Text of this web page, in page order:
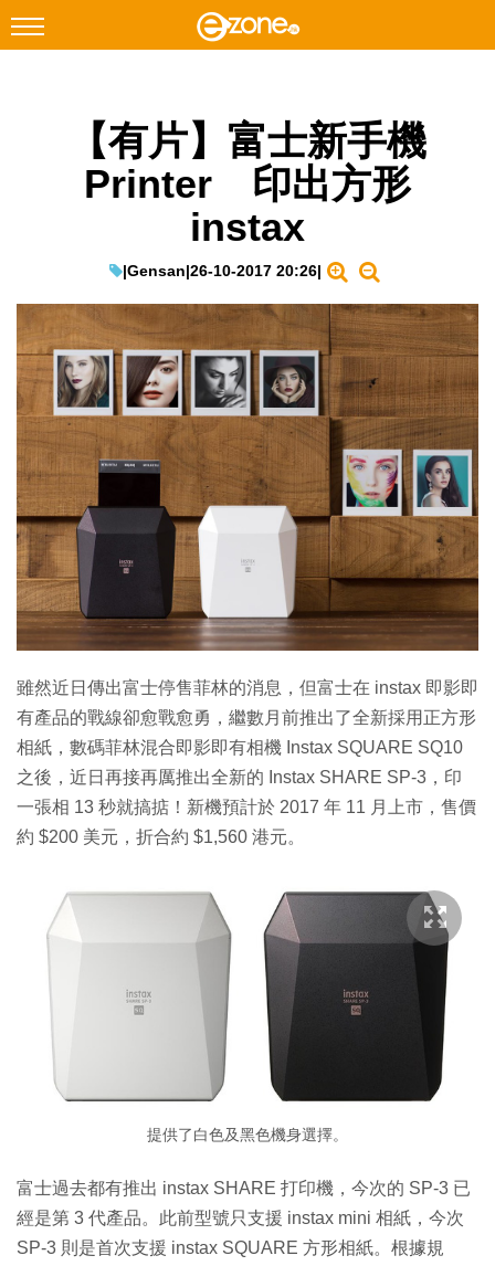
Facebook Instagram
教學評測
EduTech
IT Times
生成式AI與雲端應用
Enterprise Digital Transformation
特集
【有片】富士新手機
Printer 印出方形
instax
|Gensan|26-10-2017 20:26|
雖然近日傳出富士停售菲林的消息，但富士在 instax 即影即
有產品的戰線卻愈戰愈勇，繼數月前推出了全新採用正方形
相紙，數碼菲林混合即影即有相機 Instax SQUARE SQ10
之後，近日再接再厲推出全新的 Instax SHARE SP-3，印
一張相 13 秒就搞掂！新機預計於 2017 年 11 月上市，售價
約 $200 美元，折合約 $1,560 港元。
提供了白色及黑色機身選擇。
富士過去都有推出 instax SHARE 打印機，今次的 SP-3 已
經是第 3 代產品。此前型號只支援 instax mini 相紙，今次
SP-3 則是首次支援 instax SQUARE 方形相紙。根據規